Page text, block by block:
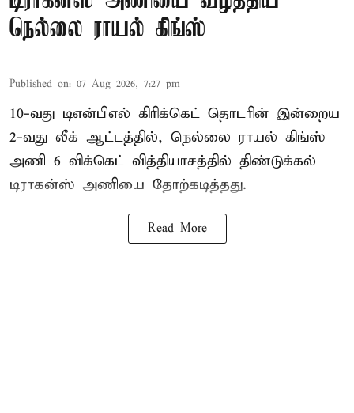
நெல்லை ராயல் கிங்ஸ்
Published on: 07 Aug 2026, 7:27 pm
10-வது டிஎன்பிஎல் கிரிக்கெட் தொடரின் இன்றைய
2-வது லீக் ஆட்டத்தில், நெல்லை ராயல் கிங்ஸ்
அணி 6 விக்கெட் வித்தியாசத்தில் திண்டுக்கல்
டிராகன்ஸ் அணியை தோற்கடித்தது.
Read More